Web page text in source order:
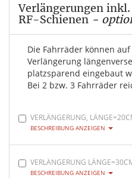
Verlängerungen
RF-Schienen -
Die Fahrräder können
Verlängerung
platzsparend eingebaut
Bei 2 bzw. 3 Fahrräder
VERLÄNGERUNG,
BESCHREIBUNG ANZEIGEN
VERLÄNGERUNG
BESCHREIBUNG ANZEIGEN